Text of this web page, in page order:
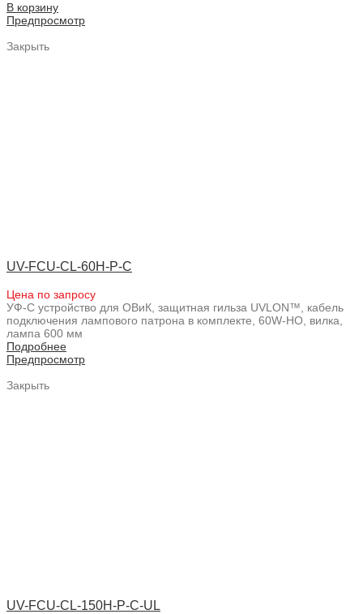
В корзину
Предпросмотр
Закрыть
UV-FCU-CL-60H-P-C
Цена по запросу
УФ-С устройство для ОВиК, защитная гильза UVLON™, кабель
подключения лампового патрона в комплекте, 60W-HO, вилка,
лампа 600 мм
Подробнее
Предпросмотр
Закрыть
UV-FCU-CL-150H-P-C-UL